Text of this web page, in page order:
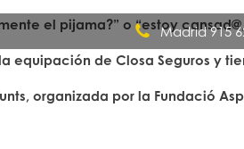
Madrid 915
el pijama?” o “estoy cansad@,
de Closa Seguros y
organizada por la Fundació